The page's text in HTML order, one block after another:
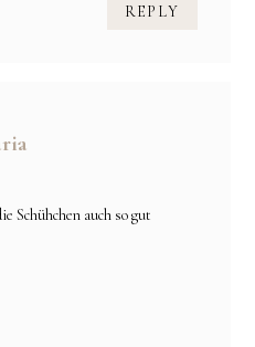
REPLY
Schühchen auch so gut